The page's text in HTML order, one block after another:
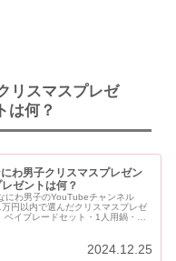
リスマスプレゼ
は何？
にわ男子クリスマスプレゼン
ゼントは何？
にわ男子のYouTubeチャンネル
万円以内で選んだクリスマスプレゼ
2024.12.25